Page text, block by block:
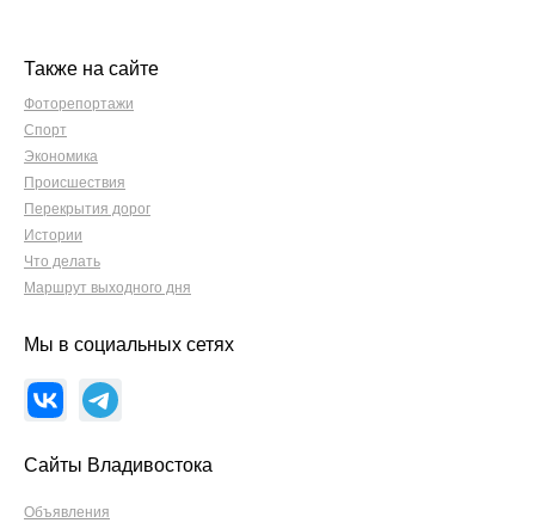
Также на сайте
Фоторепортажи
Спорт
Экономика
Происшествия
Перекрытия дорог
Истории
Что делать
Маршрут выходного дня
Мы в социальных сетях
Сайты Владивостока
Объявления